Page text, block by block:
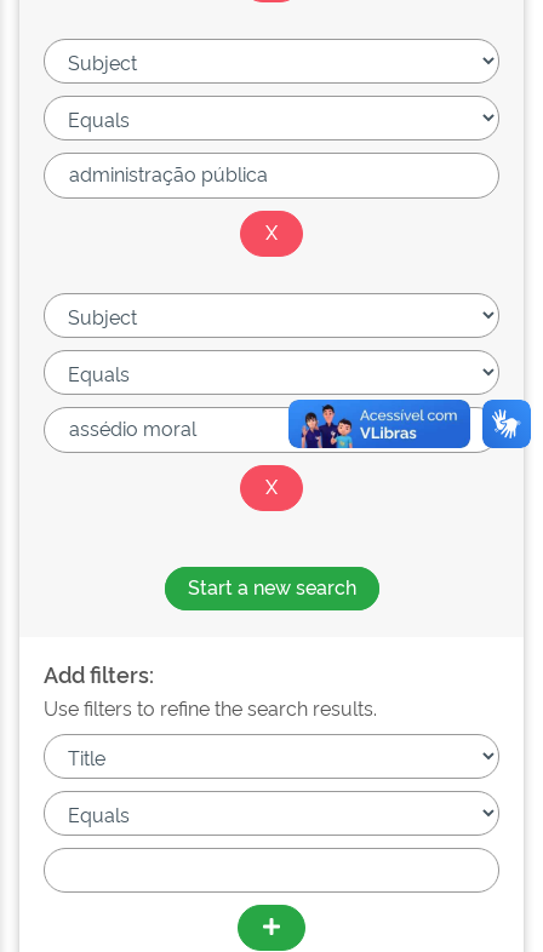
Start a new search
Add filters:
Use filters to refine the search results.